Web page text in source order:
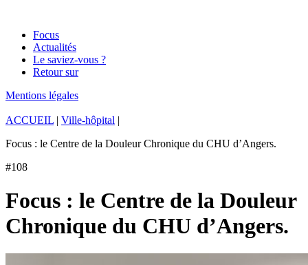
Focus
Actualités
Le saviez-vous ?
Retour sur
Mentions légales
ACCUEIL | Ville-hôpital |
Focus : le Centre de la Douleur Chronique du CHU d’Angers.
#108
Focus : le Centre de la Douleur
Chronique du CHU d’Angers.